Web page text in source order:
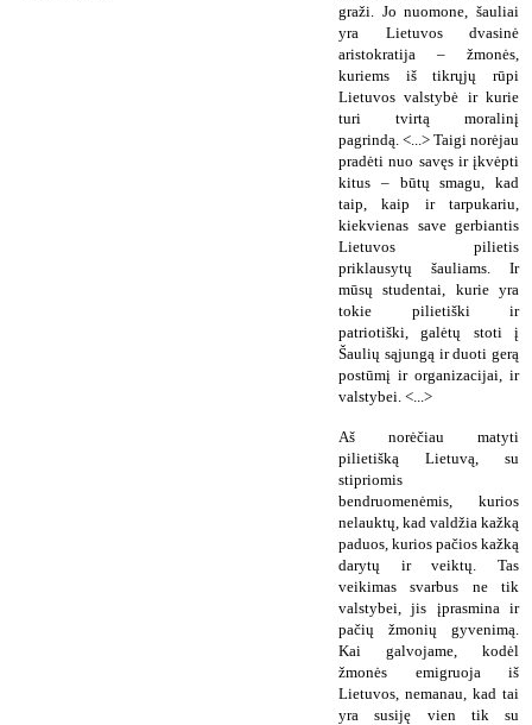
graži. Jo nuomone, šauliai
yra Lietuvos dvasinė
aristokratija – žmonės,
kuriems iš tikrųjų rūpi
Lietuvos valstybė ir kurie
turi tvirtą moralinį
pagrindą. <...> Taigi norėjau
pradėti nuo savęs ir įkvėpti
kitus – būtų smagu, kad
taip, kaip ir tarpukariu,
kiekvienas save gerbiantis
Lietuvos pilietis
priklausytų šauliams. Ir
mūsų studentai, kurie yra
tokie pilietiški ir
patriotiški, galėtų stoti į
Šaulių sąjungą ir duoti gerą
postūmį ir organizacijai, ir
valstybei. <...>
Aš norėčiau matyti
pilietišką Lietuvą, su
stipriomis
bendruomenėmis, kurios
nelauktų, kad valdžia kažką
paduos, kurios pačios kažką
darytų ir veiktų. Tas
veikimas svarbus ne tik
valstybei, jis įprasmina ir
pačių žmonių gyvenimą.
Kai galvojame, kodėl
žmonės emigruoja iš
Lietuvos, nemanau, kad tai
yra susiję vien tik su